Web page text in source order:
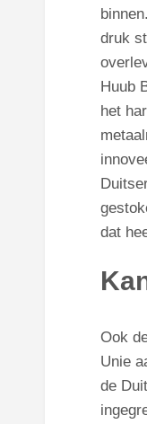
druk
Huub
het
dat
Ook
Unie
de